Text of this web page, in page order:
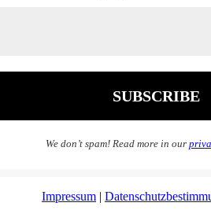
We don’t spam! Read more in our
Impressum |